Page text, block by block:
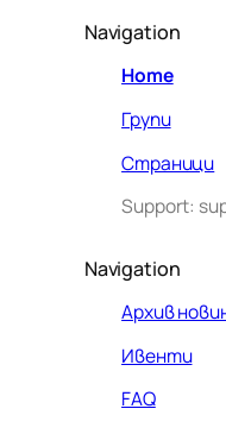
Navigation
Home
Групи
Страници
Support:
Navigation
Архив
Ивенти
FAQ